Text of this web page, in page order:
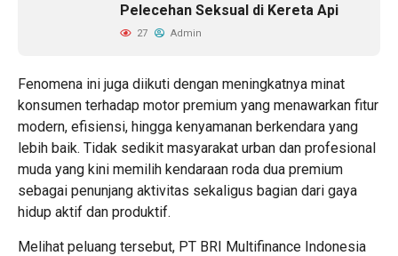
Pelecehan Seksual di Kereta Api
27 Admin
Fenomena ini juga diikuti dengan meningkatnya minat
konsumen terhadap motor premium yang menawarkan fitur
modern, efisiensi, hingga kenyamanan berkendara yang
lebih baik. Tidak sedikit masyarakat urban dan profesional
muda yang kini memilih kendaraan roda dua premium
sebagai penunjang aktivitas sekaligus bagian dari gaya
hidup aktif dan produktif.
Melihat peluang tersebut, PT BRI Multifinance Indonesia